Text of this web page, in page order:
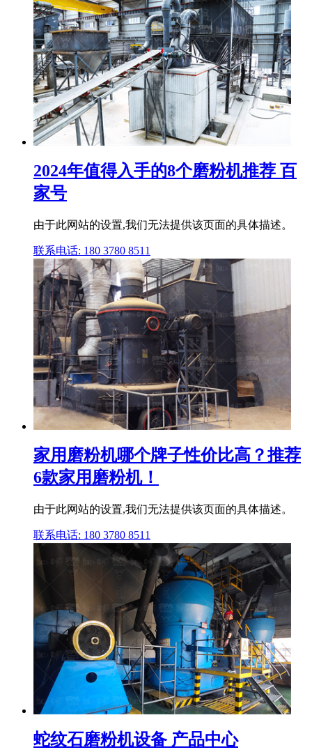
2024年值得入手的8个磨粉机推荐 百
家号
由于此网站的设置,我们无法提供该页面的具体描述。
联系电话: 180 3780 8511
家用磨粉机哪个牌子性价比高？推荐
6款家用磨粉机！
由于此网站的设置,我们无法提供该页面的具体描述。
联系电话: 180 3780 8511
蛇纹石磨粉机设备 产品中心